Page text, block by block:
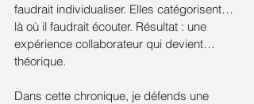
faudrait individualiser. Elles catégorisent…
là où il faudrait écouter. Résultat : une
expérience collaborateur qui devient…
théorique.
Dans cette chronique, je défends une